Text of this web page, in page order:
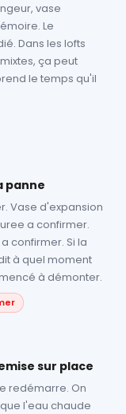
vase
Le
Dans les lofts
ça peut
le temps qu'il
panne
Vase d'expansion
a confirmer.
confirmer. Si la
à quel moment
à démonter.
sur place
redémarre. On
l'eau chaude